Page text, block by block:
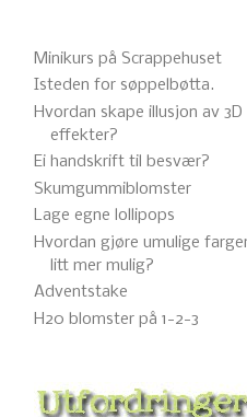
Minikurs på Scrappehuset
Isteden for søppelbøtta.
Hvordan skape illusjon av 3D
effekter?
Ei handskrift til besvær?
Skumgummiblomster
Lage egne lollipops
Hvordan gjøre umulige
litt mer mulig?
Adventstake
H20 blomster på 1-2-3